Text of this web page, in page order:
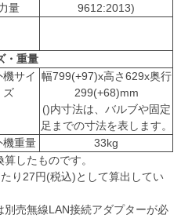
量
9612:2013)
・重量
機サイ
ズ
幅799(+97)x高さ629x奥行
299(+68)mm
()内寸法は、バルブや固定
足までの寸法を表します。
機重量
33kg
したものです。
り27円(税込)として算出してい
売無線LAN接続アダプターが必